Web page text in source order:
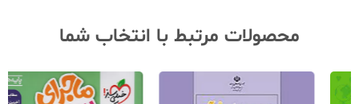
محصولات مرتبط با انتخاب شما